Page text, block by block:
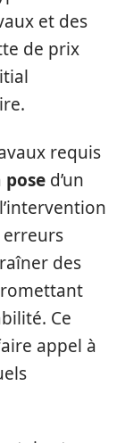
et des
de prix
requis
pose d’un
erreurs
des
Ce
appel à